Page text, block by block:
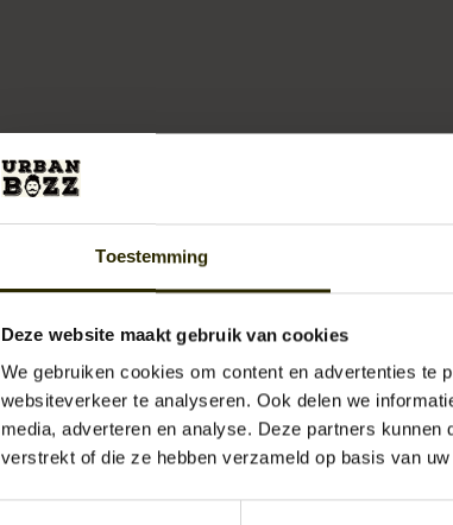
Toestemming
Deze website maakt gebruik van cookies
We gebruiken cookies om content en advertenties te
websiteverkeer te analyseren. Ook delen we
media, adverteren en analyse. Deze partners
verstrekt of die ze hebben verzameld op basis van